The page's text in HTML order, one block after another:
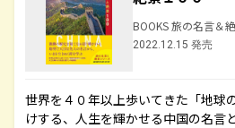
BOOKS 旅の名言＆
2022.12.15 発売
世界を４０年以上歩いてきた「地球
けする、人生を輝かせる中国の名言